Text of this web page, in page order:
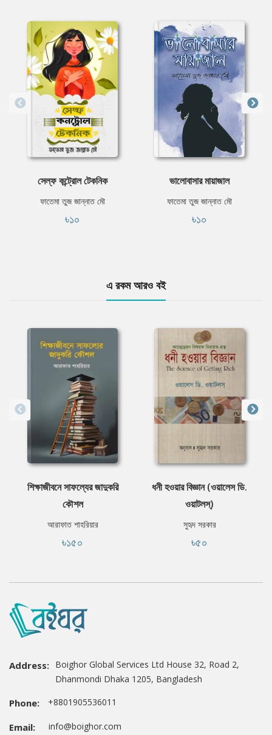
সেল্ফ কন্ট্রোল টেকনিক
ফাতেমা তুজ জান্নাত মৌ
৳১০
ভালোবাসার মায়াজাল
ফাতেমা তুজ জান্নাত মৌ
৳১০
এ রকম আরও বই
শিক্ষাজীবনে সাফল্যের জাদুকরি
কৌশল
আরাফাত শাহরিয়ার
৳১৫০
ধনী হওয়ার বিজ্ঞান (ওয়ালেস ডি.
ওয়াটলস্‌)
সুহৃদ সরকার
৳৫০
Address: Boighor Global Services Ltd House 32, Road 2,
Dhanmondi Dhaka 1205, Bangladesh
Phone: +8801905536011
Email: info@boighor.com